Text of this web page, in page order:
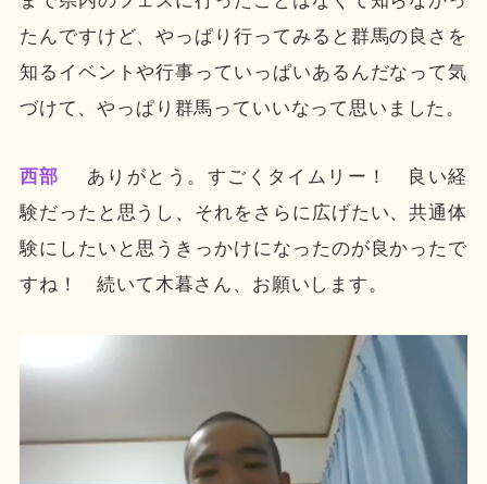
たんですけど、やっぱり行ってみると群馬の良さを
知るイベントや行事っていっぱいあるんだなって気
づけて、やっぱり群馬っていいなって思いました。
西部 ありがとう。すごくタイムリー！ 良い経
験だったと思うし、それをさらに広げたい、共通体
験にしたいと思うきっかけになったのが良かったで
すね！ 続いて木暮さん、お願いします。